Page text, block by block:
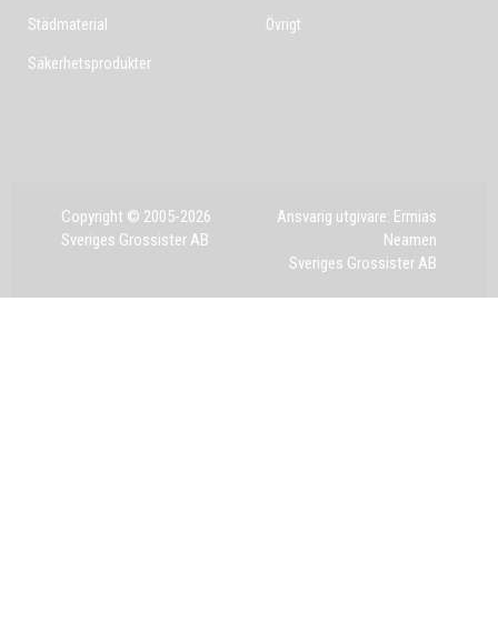
Städmaterial
Säkerhetsprodukter
Övrigt
Copyright © 2005-2026
Sveriges Grossister AB
Ansvarig utgivare: Ermias
Neamen
Sveriges Grossister AB